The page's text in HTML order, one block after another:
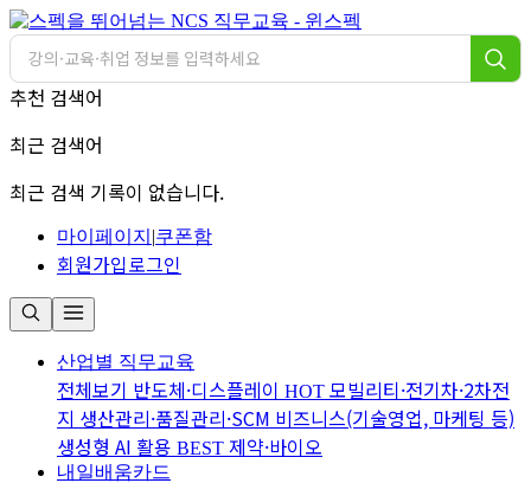
추천 검색어
최근 검색어
최근 검색 기록이 없습니다.
마이페이지 |쿠폰함
회원가입로그인
산업별 직무교육
전체보기 반도체·디스플레이 HOT 모빌리티·전기차·2차전
지 생산관리·품질관리·SCM 비즈니스(기술영업, 마케팅 등)
생성형 AI 활용 BEST 제약·바이오
내일배움카드